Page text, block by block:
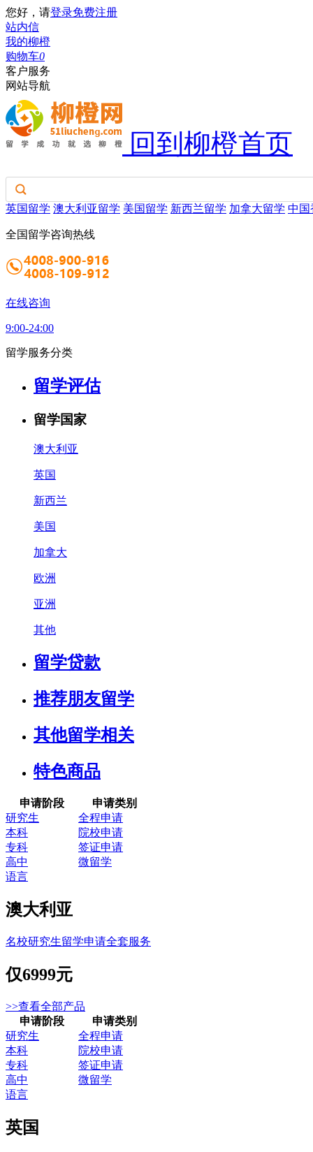
您好，请登录免费注册
站内信
我的柳橙
购物车0
客户服务
网站导航
回到柳橙首页
英国留学 澳大利亚留学 美国留学 新西兰留学 加拿大留学 中国
全国留学咨询热线
在线咨询
9:00-24:00
留学服务分类
留学评估
留学国家
澳大利亚
英国
新西兰
美国
加拿大
欧洲
亚洲
其他
留学贷款
推荐朋友留学
其他留学相关
特色商品
申请阶段
申请类别
研究生
全程申请
本科
院校申请
专科
签证申请
高中
微留学
语言
澳大利亚
名校研究生留学申请全套服务
仅6999元
>>查看全部产品
申请阶段
申请类别
研究生
全程申请
本科
院校申请
专科
签证申请
高中
微留学
语言
英国